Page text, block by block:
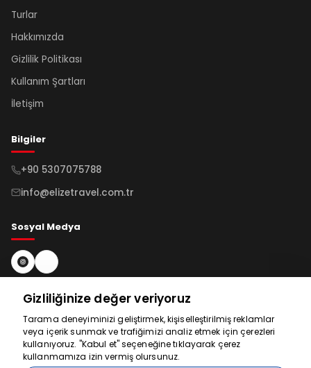
Turlar
Hakkımızda
Gizlilik Politikası
Kullanım Şartları
İletişim
Bilgiler
+90 5307075788
info@elizetravel.com.tr
Sosyal Medya
Bültene Kayıt Ol
Abone Ol
Gizliliğinize değer veriyoruz
Tarama deneyiminizi geliştirmek, kişiselleştirilmiş reklamlar
veya içerik sunmak ve trafiğimizi analiz etmek için çerezleri
kullanıyoruz. "Kabul et" seçeneğine tıklayarak çerez
kullanmamıza izin vermiş olursunuz.
Yardım için
buradayız